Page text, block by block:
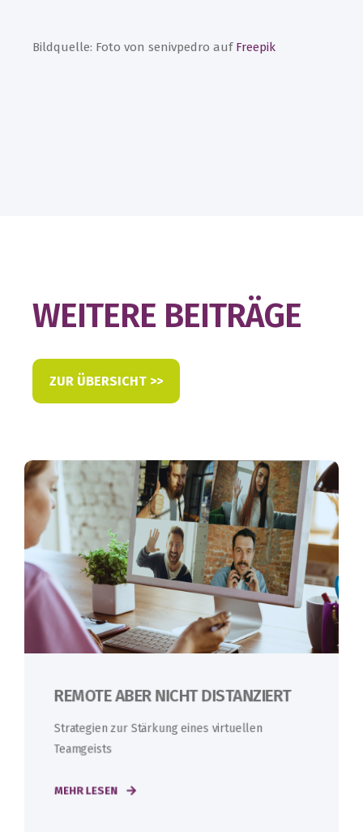
Bildquelle: Foto von senivpedro auf Freepik
WEITERE BEITRÄGE
ZUR ÜBERSICHT >>
REMOTE ABER NICHT DISTANZIERT
Strategien zur Stärkung eines virtuellen
Teamgeists
MEHR LESEN